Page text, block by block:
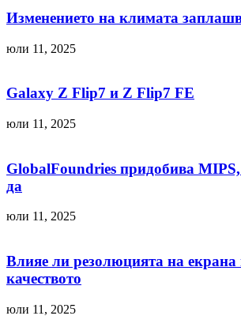
Изменението на климата
юли 11, 2025
Galaxy Z Flip7 и Z Flip7 FE
юли 11, 2025
GlobalFoundries придобива MIPS,
да
юли 11, 2025
Влияе ли резолюцията на екрана
качеството
юли 11, 2025